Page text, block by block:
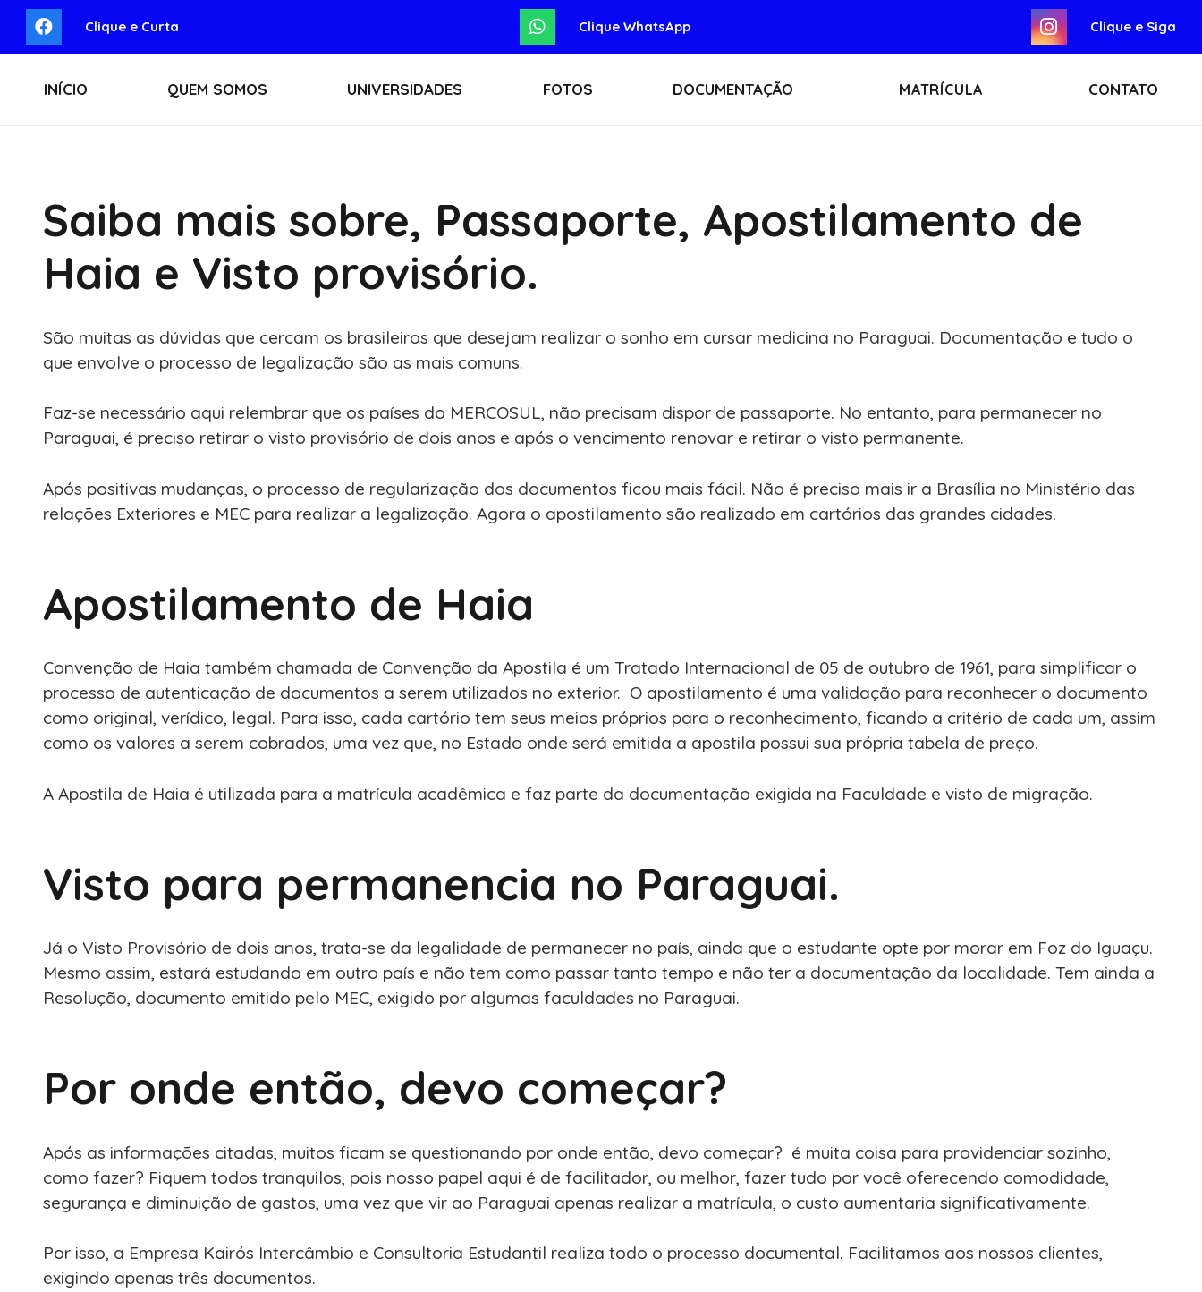
Clique e Curta Clique WhatsApp Clique e Siga
INÍCIO QUEM SOMOS UNIVERSIDADES FOTOS DOCUMENTAÇÃO MATRÍCULA CONTATO
Saiba mais sobre, Passaporte, Apostilamento de
Haia e Visto provisório.
São muitas as dúvidas que cercam os brasileiros que desejam realizar o sonho em cursar medicina no Paraguai. Documentação e tudo o
que envolve o processo de legalização são as mais comuns.
Faz-se necessário aqui relembrar que os países do MERCOSUL, não precisam dispor de passaporte. No entanto, para permanecer no
Paraguai, é preciso retirar o visto provisório de dois anos e após o vencimento renovar e retirar o visto permanente.
Após positivas mudanças, o processo de regularização dos documentos ficou mais fácil. Não é preciso mais ir a Brasília no Ministério das
relações Exteriores e MEC para realizar a legalização. Agora o apostilamento são realizado em cartórios das grandes cidades.
Apostilamento de Haia
Convenção de Haia também chamada de Convenção da Apostila é um Tratado Internacional de 05 de outubro de 1961, para simplificar o
processo de autenticação de documentos a serem utilizados no exterior. O apostilamento é uma validação para reconhecer o documento
como original, verídico, legal. Para isso, cada cartório tem seus meios próprios para o reconhecimento, ficando a critério de cada um, assim
como os valores a serem cobrados, uma vez que, no Estado onde será emitida a apostila possui sua própria tabela de preço.
A Apostila de Haia é utilizada para a matrícula acadêmica e faz parte da documentação exigida na Faculdade e visto de migração.
Visto para permanencia no Paraguai.
Já o Visto Provisório de dois anos, trata-se da legalidade de permanecer no país, ainda que o estudante opte por morar em Foz do Iguaçu.
Mesmo assim, estará estudando em outro país e não tem como passar tanto tempo e não ter a documentação da localidade. Tem ainda a
Resolução, documento emitido pelo MEC, exigido por algumas faculdades no Paraguai.
Por onde então, devo começar?
Após as informações citadas, muitos ficam se questionando por onde então, devo começar? é muita coisa para providenciar sozinho,
como fazer? Fiquem todos tranquilos, pois nosso papel aqui é de facilitador, ou melhor, fazer tudo por você oferecendo comodidade,
segurança e diminuição de gastos, uma vez que vir ao Paraguai apenas realizar a matrícula, o custo aumentaria significativamente.
Por isso, a Empresa Kairós Intercâmbio e Consultoria Estudantil realiza todo o processo documental. Facilitamos aos nossos clientes,
exigindo apenas três documentos.